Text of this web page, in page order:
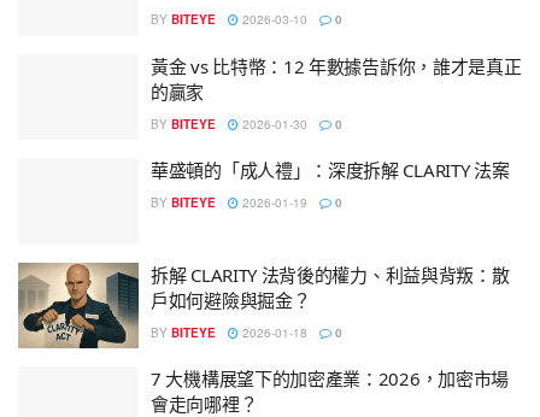
BY BITEYE 2026-03-10 0
黃金 vs 比特幣：12 年數據告訴你，誰才是真正
的贏家
BY BITEYE 2026-01-30 0
華盛頓的「成人禮」：深度拆解 CLARITY 法案
BY BITEYE 2026-01-19 0
拆解 CLARITY 法背後的權力、利益與背叛：散
戶如何避險與掘金？
BY BITEYE 2026-01-18 0
7 大機構展望下的加密產業：2026，加密市場
會走向哪裡？